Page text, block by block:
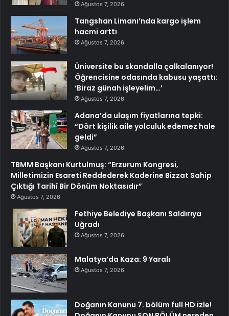
Ağustos 7, 2026
Tangshan Limanı’nda kargo işlem
hacmi arttı
Ağustos 7, 2026
Üniversite bu skandalla çalkalanıyor!
Öğrencisine odasında kabusu yaşattı:
‘Biraz günah işleyelim…’
Ağustos 7, 2026
Adana’da ulaşım fiyatlarına tepki:
“Dört kişilik aile yolculuk edemez hale
geldi”
Ağustos 7, 2026
TBMM Başkanı Kurtulmuş: “Erzurum Kongresi,
Milletimizin Esareti Reddederek Kaderine Bizzat Sahip
Çıktığı Tarihî Bir Dönüm Noktasıdır”
Ağustos 7, 2026
Fethiye Belediye Başkanı Saldırıya
Uğradı
Ağustos 7, 2026
Malatya’da Kaza: 9 Yaralı
Ağustos 7, 2026
Doğanın Kanunu 7. bölüm full HD izle!